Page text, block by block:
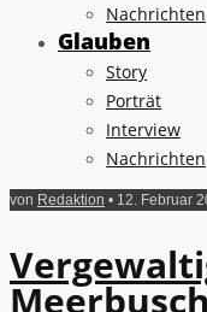
Nachrichten
Glauben
Story
Porträt
Interview
Nachrichten
von Redaktion • 12. Februar